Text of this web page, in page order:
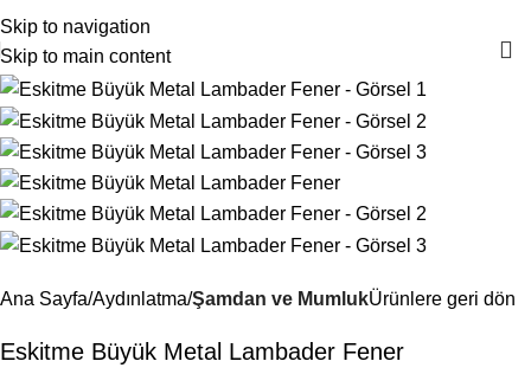
Skip to navigation
Skip to main content
Ana Sayfa Aydınlatma Şamdan ve MumlukÜrünlere geri dön
Eskitme Büyük Metal Lambader Fener